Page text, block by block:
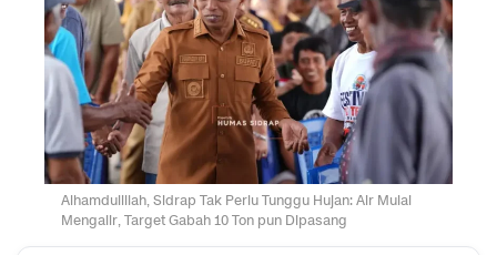
Alhamdulillah, Sidrap Tak Perlu Tunggu Hujan: Air Mulai
Mengalir, Target Gabah 10 Ton pun Dipasang